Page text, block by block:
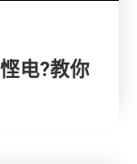
电?教你